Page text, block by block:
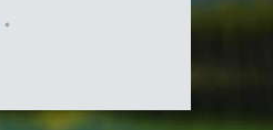
Symbole